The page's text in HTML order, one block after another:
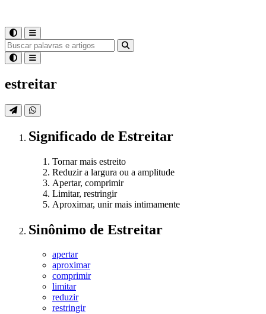
estreitar
Significado de Estreitar
Tornar mais estreito
Reduzir a largura ou a amplitude
Apertar, comprimir
Limitar, restringir
Aproximar, unir mais intimamente
Sinônimo de Estreitar
apertar
aproximar
comprimir
limitar
reduzir
restringir